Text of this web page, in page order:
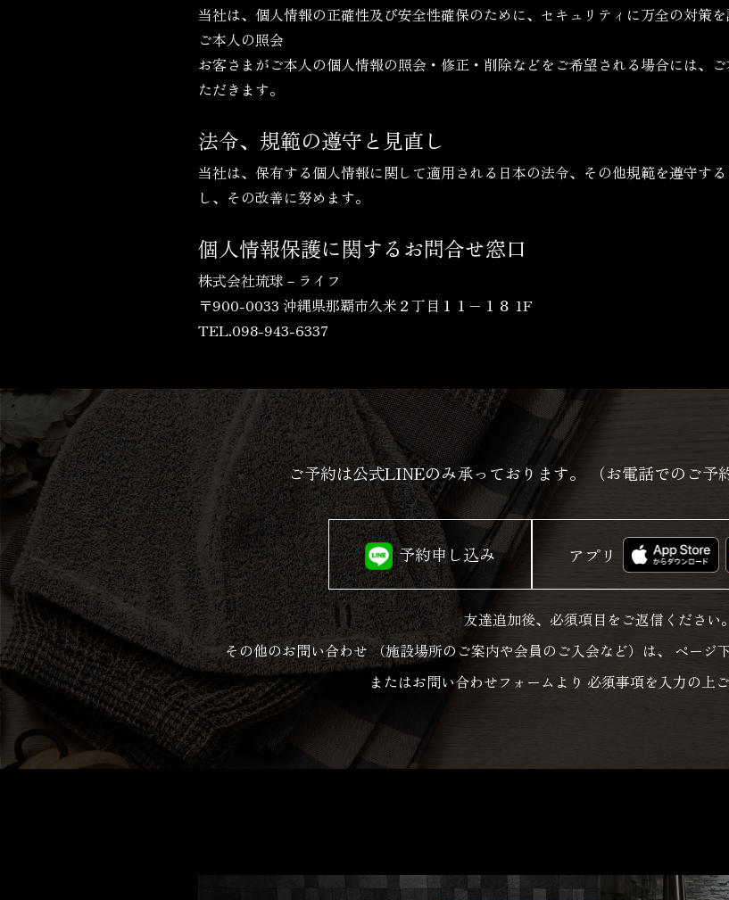
当社は、個人情報の正確性及び安全性確保のために、セキュリティに万全の対策を
ご本人の照会
お客さまがご本人の個人情報の照会・修正・削除などをご希望される場合には、
ただきます。
法令、規範の遵守と見直し
当社は、保有する個人情報に関して適用される日本の法令、その他規範を遵守す
し、その改善に努めます。
個人情報保護に関するお問合せ窓口
株式会社琉球－ライフ
〒900-0033 沖縄県那覇市久米２丁目１１−１８ 1F
TEL.098-943-6337
ご予約は公式LINEのみ承っております。 （お電話でのご予
予約申し込み アプリ
友達追加後、必須項目をご返信ください。
その他のお問い合わせ（施設場所のご案内や会員のご入会など）は、
ページ
またはお問い合わせフォームより 必須事項を入力の上